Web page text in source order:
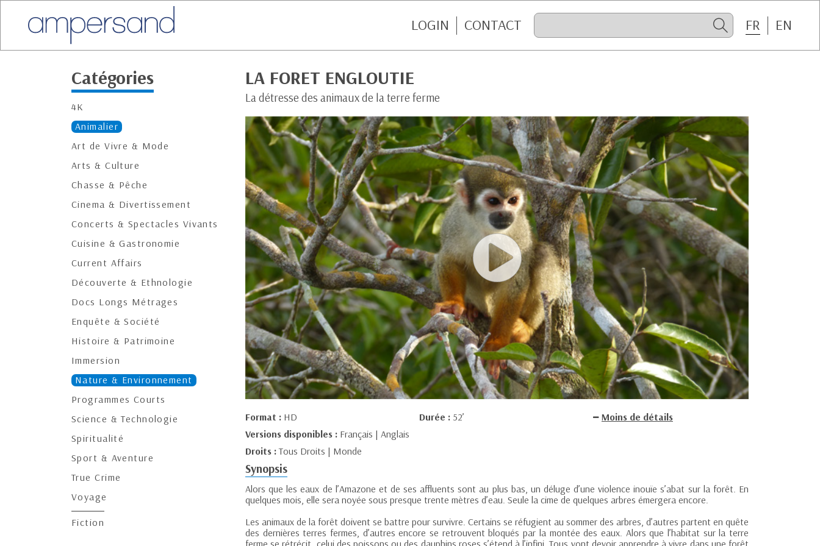
LOGIN CONTACT FR EN
Catégories
4K
Animalier
Art de Vivre & Mode
Arts & Culture
Chasse & Pêche
Cinema & Divertissement
Concerts & Spectacles Vivants
Cuisine & Gastronomie
Current Affairs
Découverte & Ethnologie
Docs Longs Métrages
Enquête & Société
Histoire & Patrimoine
Immersion
Nature & Environnement
Programmes Courts
Science & Technologie
Spiritualité
Sport & Aventure
True Crime
Voyage
Fiction
LA FORET ENGLOUTIE
La détresse des animaux de la terre ferme
Format : HD Durée : 52’
Moins de détails
Versions disponibles : Français | Anglais
Droits :Tous Droits | Monde
Synopsis
Alors que les eaux de l’Amazone et de ses affluents sont au plus bas, un déluge d’une violence inouïe s’abat sur la forêt. En
quelques mois, elle sera noyée sous presque trente mètres d’eau. Seule la cime de quelques arbres émergera encore.
Les animaux de la forêt doivent se battre pour survivre. Certains se réfugient au sommer des arbres, d’autres partent en quête
des dernières terres fermes, d’autres encore se retrouvent bloqués par la montée des eaux. Alors que l’habitat sur la terre